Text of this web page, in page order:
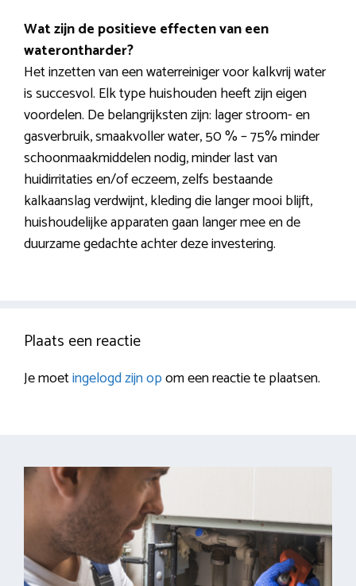
Wat zijn de positieve effecten van een
waterontharder?
Het inzetten van een waterreiniger voor kalkvrij water
is succesvol. Elk type huishouden heeft zijn eigen
voordelen. De belangrijksten zijn: lager stroom- en
gasverbruik, smaakvoller water, 50 % – 75% minder
schoonmaakmiddelen nodig, minder last van
huidirritaties en/of eczeem, zelfs bestaande
kalkaanslag verdwijnt, kleding die langer mooi blijft,
huishoudelijke apparaten gaan langer mee en de
duurzame gedachte achter deze investering.
Plaats een reactie
Je moetingelogd zijn opom een reactie te plaatsen.